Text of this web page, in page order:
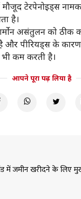
टेरपेनोइड्स नामक
है।
असंतुलन को ठीक
और पीरियड्स के कारण
कम करती है।
आपने पूरा पढ़ लिया है
में जमीन खरीदने के लिए